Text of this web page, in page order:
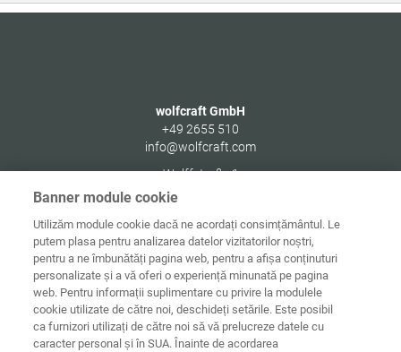
wolfcraft GmbH
+49 2655 510
info@wolfcraft.com
Wolffstraße 1
56746
Acasă
Date de
contact
Informaţii
juridice
Protecţia
datelor
Banner module cookie
Utilizăm module cookie dacă ne acordați consimțământul. Le
putem plasa pentru analizarea datelor vizitatorilor noștri,
pentru a ne îmbunătăți pagina web, pentru a afișa conținuturi
personalizate și a vă oferi o experiență minunată pe pagina
web. Pentru informații suplimentare cu privire la modulele
cookie utilizate de către noi, deschideți setările. Este posibil
ca furnizori utilizați de către noi să vă prelucreze datele cu
caracter personal și în SUA. Înainte de acordarea